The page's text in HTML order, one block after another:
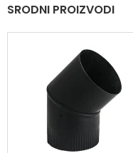
SRODNI PROIZVODI